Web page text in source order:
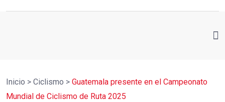
Inicio > Ciclismo > Guatemala presente en el Campeonato
Mundial de Ciclismo de Ruta 2025